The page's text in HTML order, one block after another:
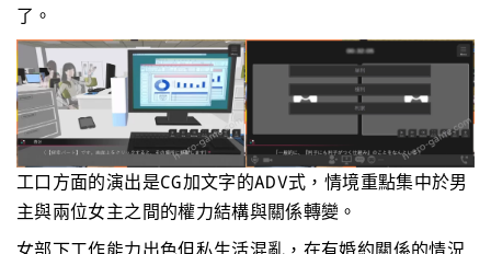
了。
工口方面的演出是CG加文字的ADV式，情境重點集中於男
主與兩位女主之間的權力結構與關係轉變。